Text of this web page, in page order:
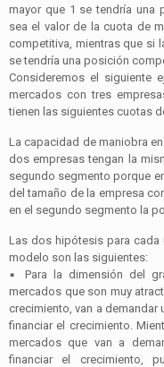
mayor que 1 se tendría una
sea el valor de la cuota de
competitiva, mientras que si
se tendría una posición
Consideremos el siguiente
mercados con tres
tienen las siguientes cuotas
La capacidad de maniobra
dos empresas tengan la
segundo segmento porque
del tamaño de la empresa
en el segundo segmento la
Las dos hipótesis para cada
modelo son las siguientes:
▪Para la dimensión del
mercados que son muy
crecimiento, van a demandar
financiar el crecimiento.
mercados que van a
financiar el crecimiento,